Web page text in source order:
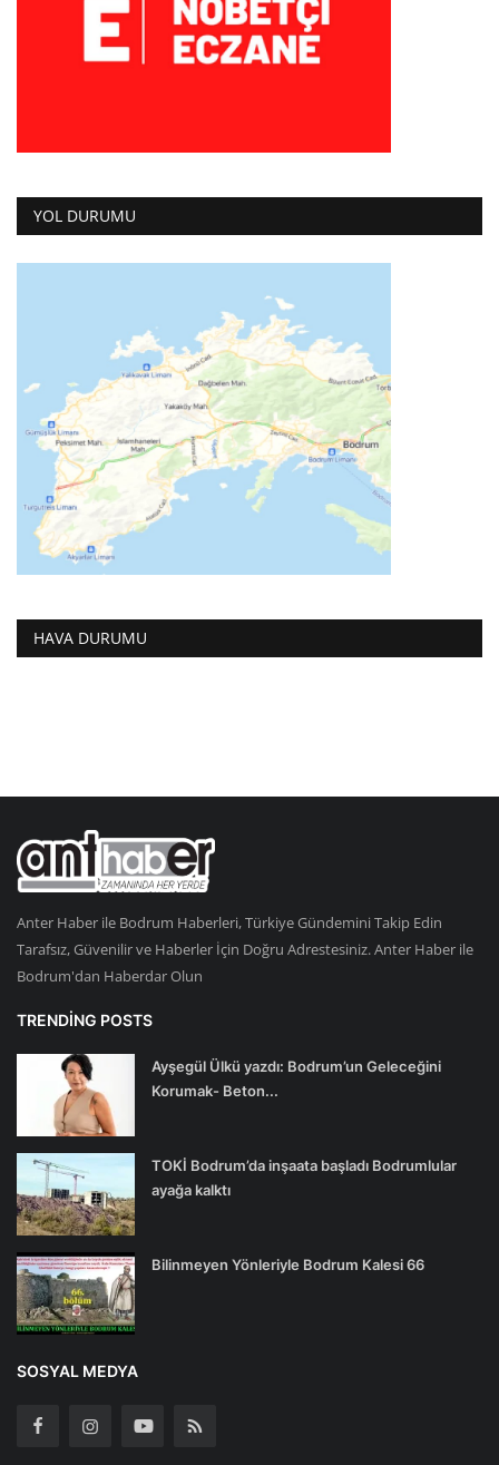
YOL DURUMU
HAVA DURUMU
Anter Haber ile Bodrum Haberleri, Türkiye Gündemini Takip Edin
Tarafsız, Güvenilir ve Haberler İçin Doğru Adrestesiniz. Anter Haber ile
Bodrum'dan Haberdar Olun
TRENDING POSTS
Ayşegül Ülkü yazdı: Bodrum’un Geleceğini
Korumak- Beton...
TOKİ Bodrum’da inşaata başladı Bodrumlular
ayağa kalktı
Bilinmeyen Yönleriyle Bodrum Kalesi 66
SOSYAL MEDYA